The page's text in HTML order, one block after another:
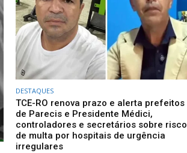
DESTAQUES
TCE-RO renova prazo e alerta prefeitos
de Parecis e Presidente Médici,
controladores e secretários sobre risco
de multa por hospitais de urgência
irregulares